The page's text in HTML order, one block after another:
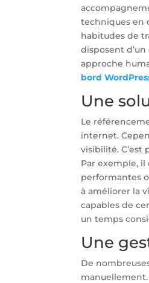
techniques en
habitudes de
disposent
approche
bord
Une
Le
internet.
visibilité.
Par exemple, il
performantes
à améliorer la
capables de
un temps
Une
De